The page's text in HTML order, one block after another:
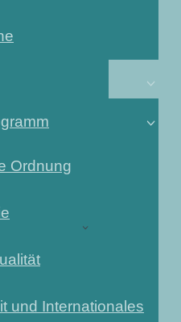
Ordnung
und Internationales